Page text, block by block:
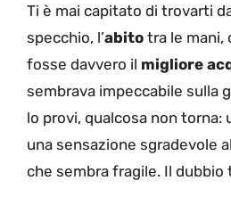
Ti è mai capitato di trovarti
specchio, l’abito tra le mani,
fosse davvero il migliore
sembrava impeccabile sulla
lo provi, qualcosa non torna:
una sensazione sgradevole
che sembra fragile. Il dubbio